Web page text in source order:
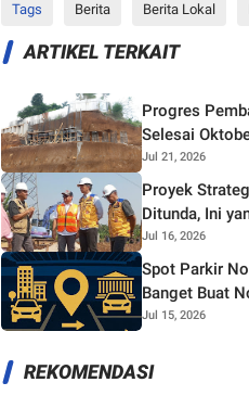
Tags Berita Berita Lokal
ARTIKEL TERKAIT
Progres
Selesai
Jul 21, 2026
Proyek
Ditunda, Ini
Jul 16, 2026
Spot Parkir
Banget Buat
Jul 15, 2026
REKOMENDASI